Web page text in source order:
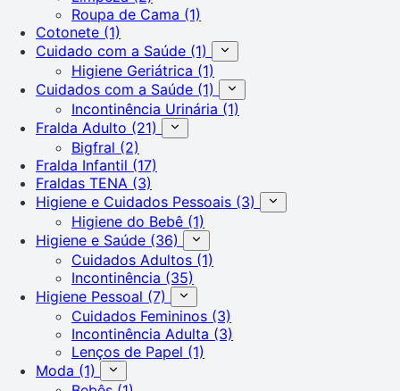
Roupa de Cama (1)
Cotonete (1)
Cuidado com a Saúde (1)
Higiene Geriátrica (1)
Cuidados com a Saúde (1)
Incontinência Urinária (1)
Fralda Adulto (21)
Bigfral (2)
Fralda Infantil (17)
Fraldas TENA (3)
Higiene e Cuidados Pessoais (3)
Higiene do Bebê (1)
Higiene e Saúde (36)
Cuidados Adultos (1)
Incontinência (35)
Higiene Pessoal (7)
Cuidados Femininos (3)
Incontinência Adulta (3)
Lenços de Papel (1)
Moda (1)